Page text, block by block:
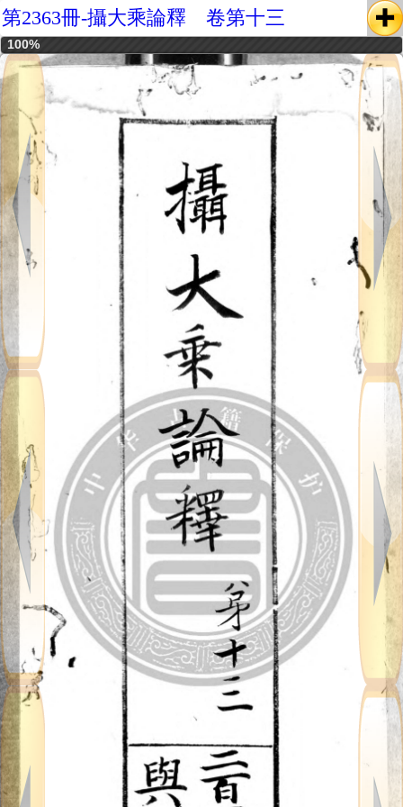
第2363冊-攝大乘論釋 卷第十三
100%